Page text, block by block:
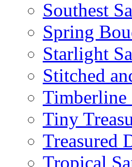
Southest
Spring
Starlight
Stitched
Timberline
Tiny
Treasured
Tropical